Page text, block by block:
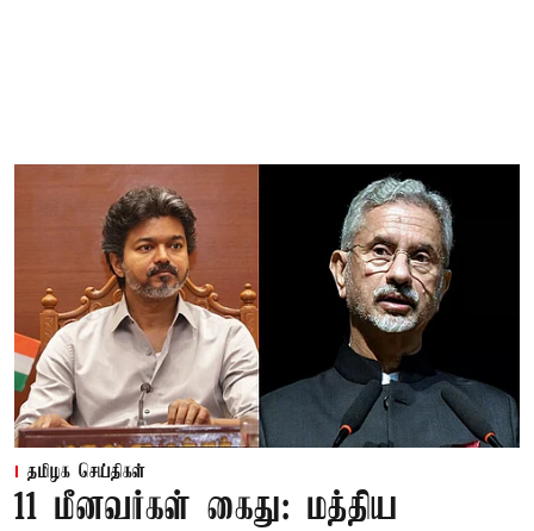
தமிழக செய்திகள்
11 மீனவர்கள் கைது: மத்திய